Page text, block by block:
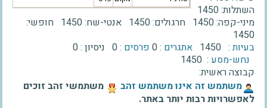
השתלות:1450
מיני-קפה:1450 חרגולים:1450 אנטי-שח:1450 חופשי:
1450
בעיות : 1450 אתגרים :0 פרסים :0 ניסיון :0
נחש-מסע : 1450
קבוצה ראשית:
‫משתמש זה אינו משתמש זהב‬
משתמשי זהב זוכים
לאפשרויות רבות יותר באתר.